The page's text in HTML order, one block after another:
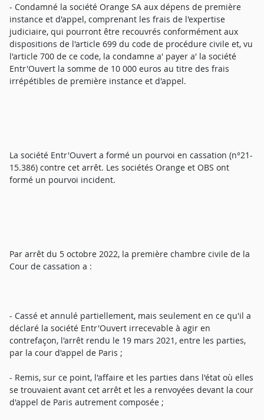
- Condamné la société Orange SA aux dépens de première
instance et d'appel, comprenant les frais de l'expertise
judiciaire, qui pourront être recouvrés conformément aux
dispositions de l'article 699 du code de procédure civile et, vu
l'article 700 de ce code, la condamne a' payer a' la société
Entr'Ouvert la somme de 10 000 euros au titre des frais
irrépétibles de première instance et d'appel.
La société Entr'Ouvert a formé un pourvoi en cassation (n°21-
15.386) contre cet arrêt. Les sociétés Orange et OBS ont
formé un pourvoi incident.
Par arrêt du 5 octobre 2022, la première chambre civile de la
Cour de cassation a :
- Cassé et annulé partiellement, mais seulement en ce qu'il a
déclaré la société Entr'Ouvert irrecevable à agir en
contrefaçon, l'arrêt rendu le 19 mars 2021, entre les parties,
par la cour d'appel de Paris ;
- Remis, sur ce point, l'affaire et les parties dans l'état où elles
se trouvaient avant cet arrêt et les a renvoyées devant la cour
d'appel de Paris autrement composée ;